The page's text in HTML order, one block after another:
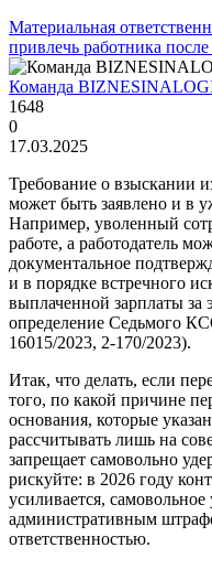
Материальная
привлечь работника
Команда
1648
0
17.03.2025
Требование о взыскании
может быть заявлено и в
Например, уволенный
работе, а работодатель
документальное
и в порядке встречного
выплаченной зарплаты за
определение Седьмого
16015/2023, 2-170/2023).
Итак, что делать, если
того, по какой причине
основания, которые
рассчитывать лишь на
запрещает самовольно
рискуйте: в 2026 году
усиливается,
административным
ответственностью.